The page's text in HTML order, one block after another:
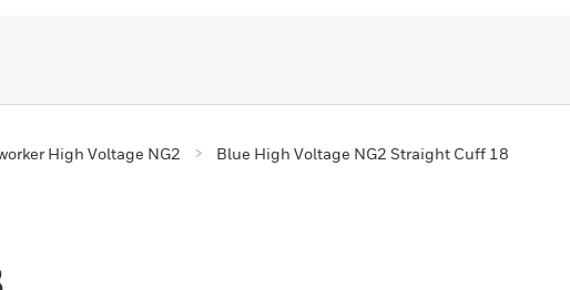
High Voltage NG2 Blue High Voltage NG2 Straight Cuff 18